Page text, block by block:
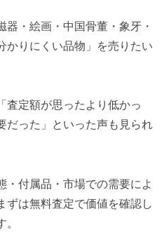
・絵画・中国骨董・象牙・
かりにくい品物」を売りたい
査定額が思ったより低かっ
だった」といった声も見られ
・付属品・市場での需要によ
ずは無料査定で価値を確認し